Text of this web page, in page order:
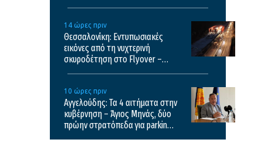
14 ώρες πριν
Θεσσαλονίκη: Εντυπωσιακές
εικόνες από τη νυχτερινή
σκυροδέτηση στο Flyover –
10 ώρες πριν
Αγγελούδης: Τα 4 αιτήματα στην
κυβέρνηση – Άγιος Μηνάς, δύο
πρώην στρατόπεδα για parking,